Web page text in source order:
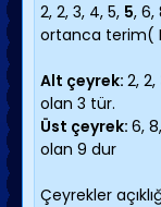
2, 2, 3, 4, 5, 5, 6,
ortanca terim(
Alt çeyrek: 2, 2,
olan 3 tür.
Üst çeyrek: 6, 8,
olan 9 dur
Çeyrekler